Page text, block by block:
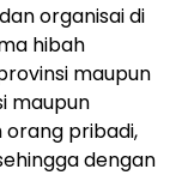
organisai di
hibah
maupun
maupun
pribadi,
dengan